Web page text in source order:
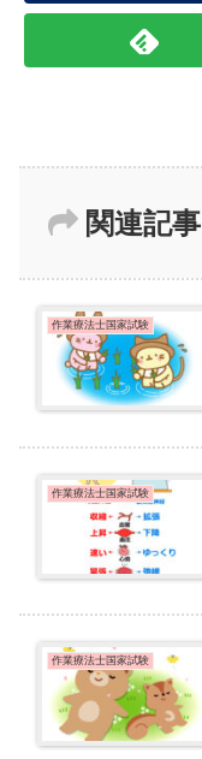
関連記事
作業療法士国家試験
作業療法士国家試験
作業療法士国家試験